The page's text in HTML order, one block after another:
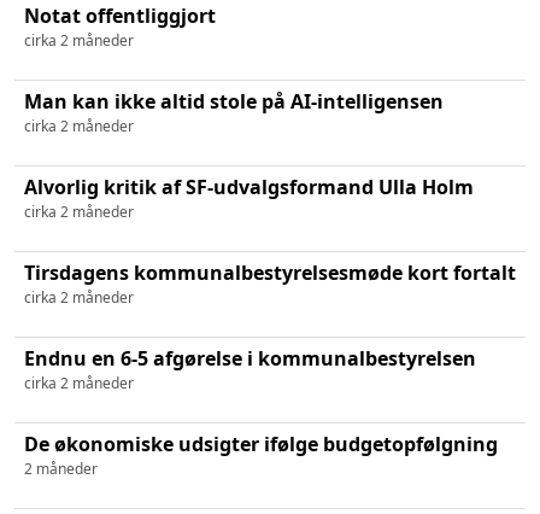
Notat offentliggjort
cirka 2 måneder
Man kan ikke altid stole på AI-intelligensen
cirka 2 måneder
Alvorlig kritik af SF-udvalgsformand Ulla Holm
cirka 2 måneder
Tirsdagens kommunalbestyrelsesmøde kort fortalt
cirka 2 måneder
Endnu en 6-5 afgørelse i kommunalbestyrelsen
cirka 2 måneder
De økonomiske udsigter ifølge budgetopfølgning
2 måneder